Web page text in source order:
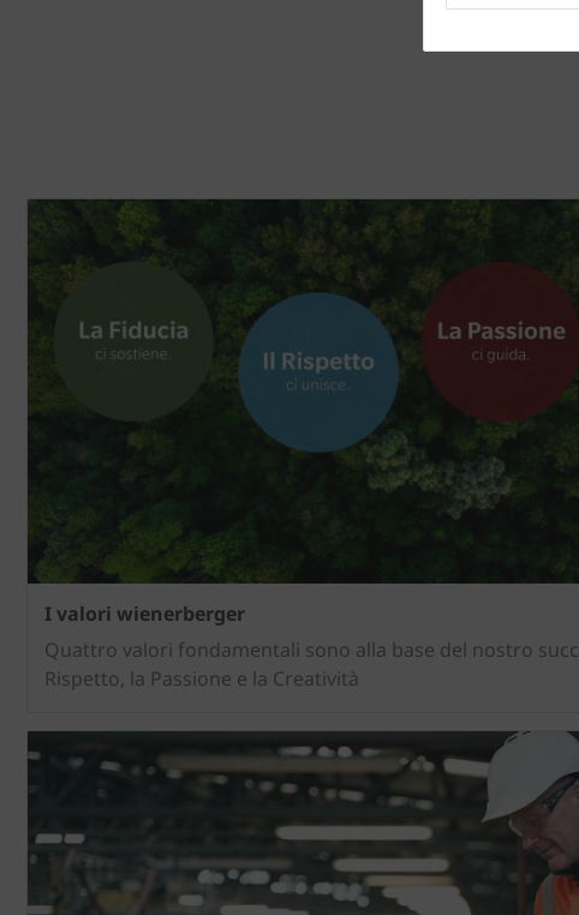
I valori wienerberger
Quattro valori fondamentali sono alla base del nostro
Rispetto, la Passione e la Creatività